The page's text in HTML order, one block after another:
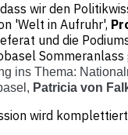
wir den
'Welt in Aufruhr',
und die
Sommeranlass
ins Thema:
Patricia von
wird